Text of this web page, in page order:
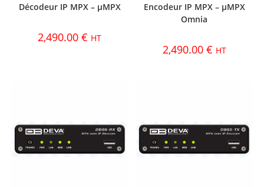
Décodeur IP MPX – µMPX
2,490.00€ HT
Encodeur IP MPX – µMPX
Omnia
2,490.00 € HT